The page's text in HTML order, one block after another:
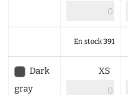
En stock 391
Dark
gray
XS